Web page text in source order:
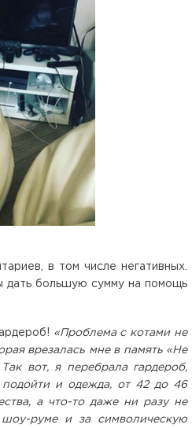
в том числе негативных.
дать большую сумму на помощь
«Проблема с котами не
врезалась мне в память «Не
вот, я перебрала гардероб,
и одежда, от 42 до 46
а что-то даже ни разу не
руме и за символическую